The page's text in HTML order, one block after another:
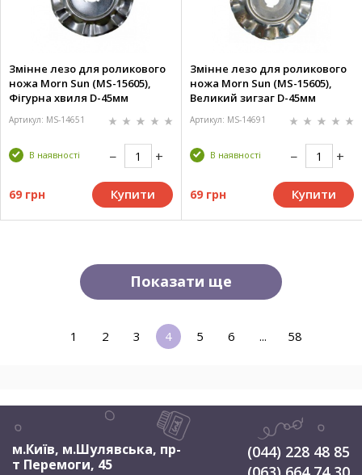
Змінне лезо для роликового
ножа Morn Sun (MS-15605),
Фігурна хвиля D-45мм
Артикул: MS-14651
В наявності
69 грн Купити
Змінне лезо для роликового
ножа Morn Sun (MS-15605),
Великий зигзаг D-45мм
Артикул: MS-14691
В наявності
69 грн Купити
Показати ще
1 2 3 4 5 6 ... 58
м.Київ, м.Шулявська, пр-
т Перемоги, 45
(044) 228 48 85